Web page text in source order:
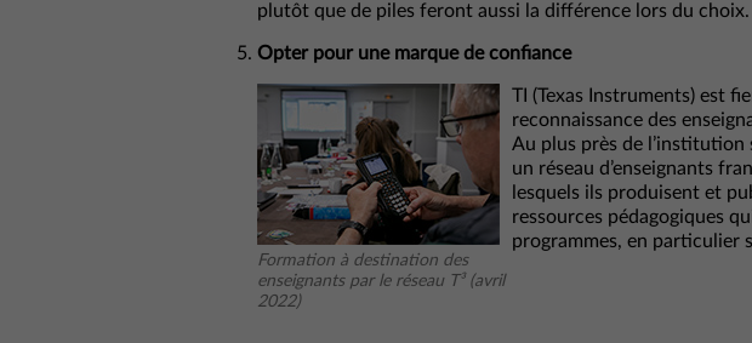
plutôt que de piles feront aussi la différence lors du choix.
Opter pour une marque de confiance
Formation à destination des
enseignants par le réseau T³ (avril
2022)
TI (Texas Instruments) est
reconnaissance des
Au plus près de
un réseau d’enseignants
lesquels ils produisent et
ressources pédagogiques
programmes, en particulier